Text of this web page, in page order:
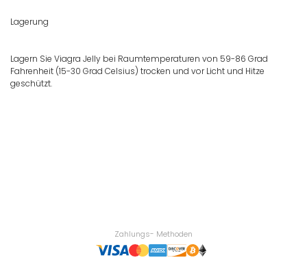
Lagerung
Lagern Sie Viagra Jelly bei Raumtemperaturen von 59-86 Grad
Fahrenheit (15-30 Grad Celsius) trocken und vor Licht und Hitze
geschützt.
Zahlungs- Methoden